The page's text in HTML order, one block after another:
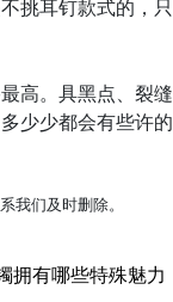
挑耳钉款式的，只
高。具黑点、裂缝
少少都会有些许的
我们及时删除。
拥有哪些特殊魅力